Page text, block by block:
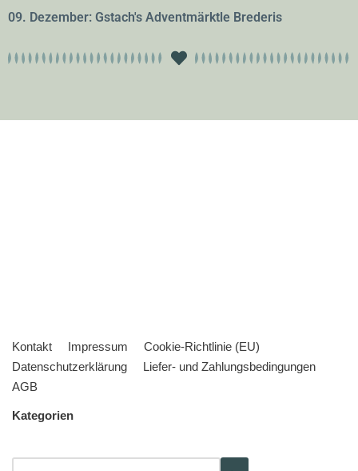
09. Dezember: Gstach's Adventmärktle Brederis
Kontakt Impressum
Cookie-Richtlinie (EU)
Datenschutzerklärung
Liefer- und Zahlungsbedingungen
AGB
Kategorien